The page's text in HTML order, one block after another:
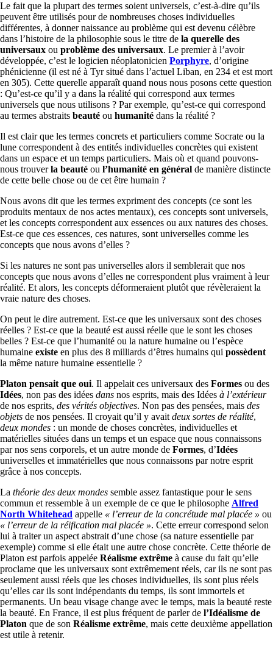
Le fait que la plupart des termes soient universels, c’est-à-dire qu’ils
peuvent être utilisés pour de nombreuses choses individuelles
différentes, à donner naissance au problème qui est devenu célèbre
dans l’histoire de la philosophie sous le titre de la querelle des
universaux ou problème des universaux. Le premier à l’avoir
développée, c’est le logicien néoplatonicien Porphyre, d’origine
phénicienne (il est né à Tyr situé dans l’actuel Liban, en 234 et est mort
en 305). Cette querelle apparaît quand nous nous posons cette question
: Qu’est-ce qu’il y a dans la réalité qui correspond aux termes
universels que nous utilisons ? Par exemple, qu’est-ce qui correspond
au termes abstraits beauté ou humanité dans la réalité ?
Il est clair que les termes concrets et particuliers comme Socrate ou la
lune correspondent à des entités individuelles concrètes qui existent
dans un espace et un temps particuliers. Mais où et quand pouvons-
nous trouverla beauté ou l’humanité en général de manière distincte
de cette belle chose ou de cet être humain ?
Nous avons dit que les termes expriment des concepts (ce sont les
produits mentaux de nos actes mentaux), ces concepts sont universels,
et les concepts correspondent aux essences ou aux natures des choses.
Est-ce que ces essences, ces natures, sont universelles comme les
concepts que nous avons d’elles ?
Si les natures ne sont pas universelles alors il semblerait que nos
concepts que nous avons d’elles ne correspondent plus vraiment à leur
réalité. Et alors, les concepts déformeraient plutôt que révèleraient la
vraie nature des choses.
On peut le dire autrement. Est-ce que les universaux sont des choses
réelles ? Est-ce que la beauté est aussi réelle que le sont les choses
belles ? Est-ce que l’humanité ou la nature humaine ou l’espèce
humaine existe en plus des 8 milliards d’êtres humains qui possèdent
la même nature humaine essentielle ?
Platon pensait que oui. Il appelait ces universaux des Formes ou des
Idées, non pas des idées dans nos esprits, mais des Idées à l’extérieur
de nos esprits, des vérités objectives. Non pas des pensées, mais des
objets de nos pensées. Il croyait qu’il y avaitdeux sortes de réalité,
deux mondes : un monde de choses concrètes, individuelles et
matérielles situées dans un temps et un espace que nous connaissons
par nos sens corporels, et un autre monde de Formes, d’Idées
universelles et immatérielles que nous connaissons par notre esprit
grâce à nos concepts.
La théorie des deux mondes semble assez fantastique pour le sens
commun et ressemble à un exemple de ce que le philosophe Alfred
North Whitehead appelle « l’erreur de la concrétude mal placée » ou
« l’erreur de la réification mal placée ». Cette erreur correspond selon
lui à traiter un aspect abstrait d’une chose (sa nature essentielle par
exemple) comme si elle était une autre chose concrète. Cette théorie de
Platon est parfois appelée Réalisme extrême à cause du fait qu’elle
proclame que les universaux sont extrêmement réels, car ils ne sont pas
seulement aussi réels que les choses individuelles, ils sont plus réels
qu’elles car ils sont indépendants du temps, ils sont immortels et
permanents. Un beau visage change avec le temps, mais la beauté reste
la beauté. En France, il est plus fréquent de parler de l’Idéalisme de
Platon que de son Réalisme extrême, mais cette deuxième appellation
est utile à retenir.